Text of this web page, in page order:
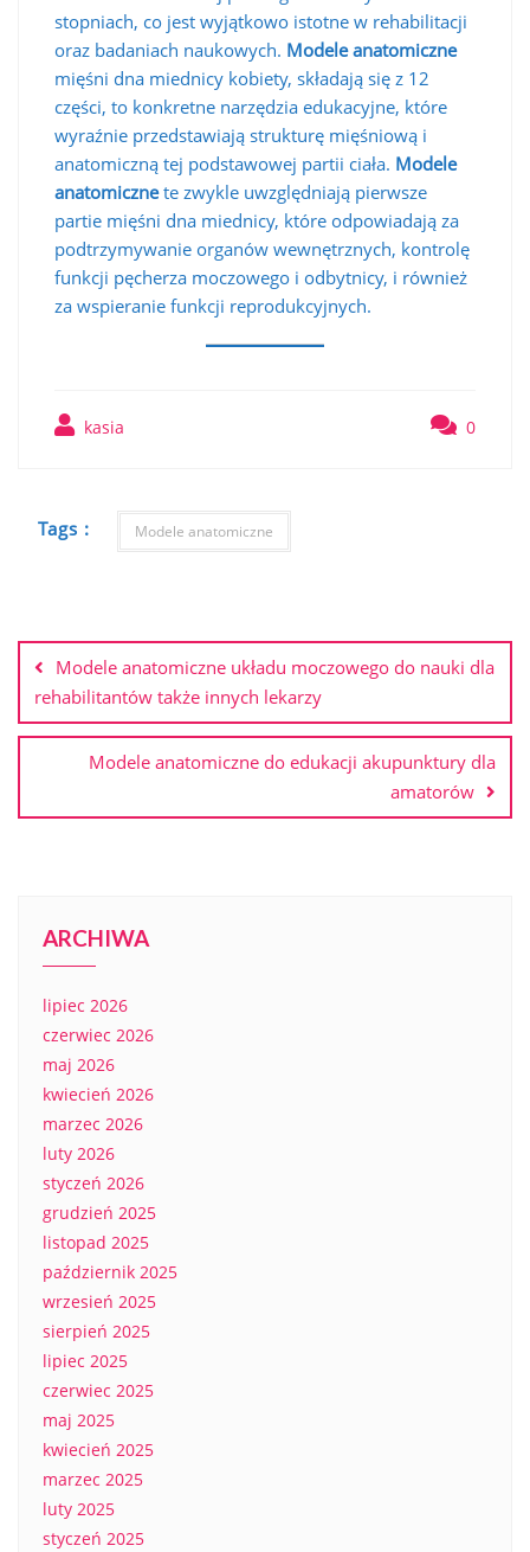
stopniach, co jest wyjątkowo istotne w rehabilitacji
oraz badaniach naukowych. Modele anatomiczne
mięśni dna miednicy kobiety, składają się z 12
części, to konkretne narzędzia edukacyjne, które
wyraźnie przedstawiają strukturę mięśniową i
anatomiczną tej podstawowej partii ciała. Modele
anatomicznete zwykle uwzględniają pierwsze
partie mięśni dna miednicy, które odpowiadają za
podtrzymywanie organów wewnętrznych, kontrolę
funkcji pęcherza moczowego i odbytnicy, i również
za wspieranie funkcji reprodukcyjnych.
kasia 0
Tags : Modele anatomiczne
wpisuModele anatomiczne układu moczowego do nauki dla
rehabilitantów także innych lekarzy
Modele anatomiczne do edukacji akupunktury dla
amatorów
ARCHIWA
lipiec 2026
czerwiec 2026
maj 2026
kwiecień 2026
marzec 2026
luty 2026
styczeń 2026
grudzień 2025
listopad 2025
październik 2025
wrzesień 2025
sierpień 2025
lipiec 2025
czerwiec 2025
maj 2025
kwiecień 2025
marzec 2025
luty 2025
styczeń 2025